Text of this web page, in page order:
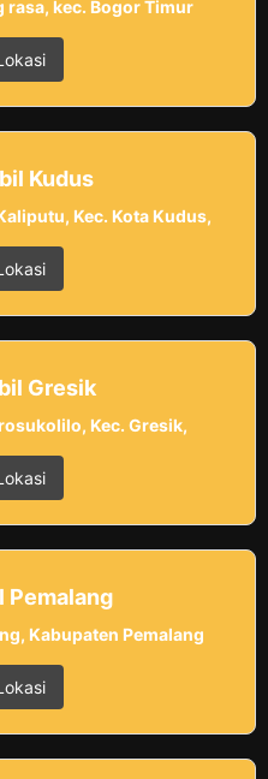
rasa, kec. Bogor Timur
Kudus
Kec. Kota Kudus,
Gresik
Kec. Gresik,
Pemalang
Kabupaten Pemalang